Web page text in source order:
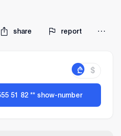
share report
₾ $
51 82 ** show-number